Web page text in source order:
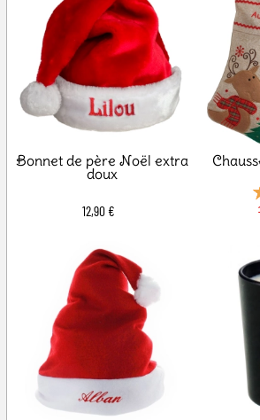
Bonnet de père Noël extra
doux
12,90 €